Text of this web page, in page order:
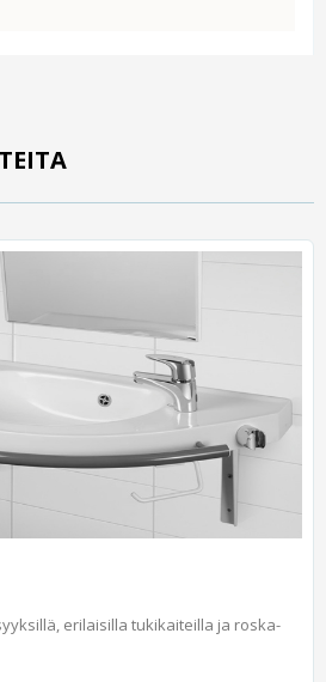
erilaisilla tukikaiteilla ja roska-